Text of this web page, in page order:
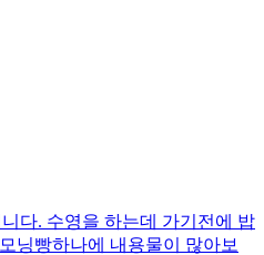
다. 수영을 하는데 가기전에 밥
닝빵하나에 내용물이 많아보